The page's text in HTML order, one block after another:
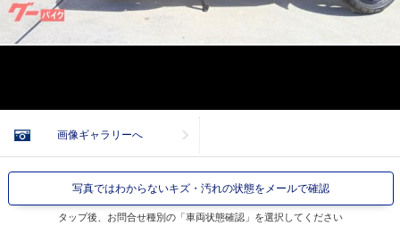
画像ギャラリーへ
写真ではわからないキズ・汚れの状態をメールで確認
タップ後、お問合せ種別の「車両状態確認」を選択してください